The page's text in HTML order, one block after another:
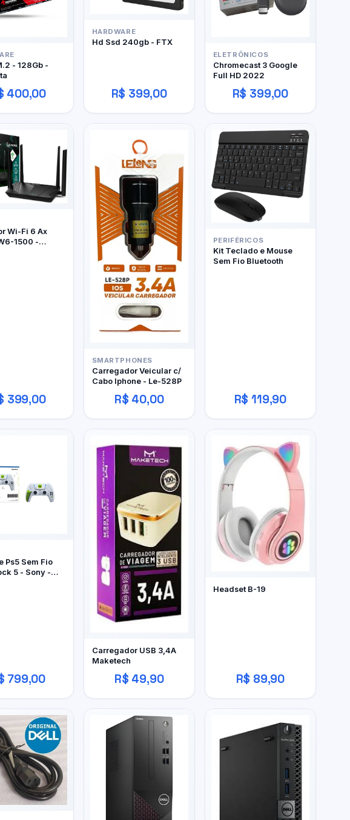
- 128Gb -
400,00
HARDWARE
Hd Ssd 240gb - FTX
R$ 399,00
ELETRÔNICOS
Chromecast 3 Google
Full HD 2022
R$ 399,00
Wi-Fi 6 Ax
1500 -
399,00
SMARTPHONES
Carregador Veicular c/
Cabo Iphone - Le-528P
R$ 40,00
PERIFÉRICOS
Kit Teclado e Mouse
Sem Fio Bluetooth
R$ 119,90
Ps5 Sem Fio
5 - Sony -
799,00
Carregador USB 3,4A
Maketech
R$ 49,90
Headset B-19
R$ 89,90